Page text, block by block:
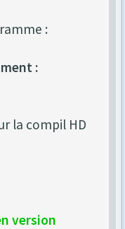
:
:
la compil HD
version